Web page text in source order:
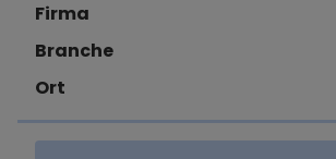
Firma
Branche
Ort